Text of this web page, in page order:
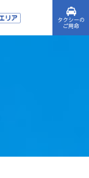
タクシーの
ご用命